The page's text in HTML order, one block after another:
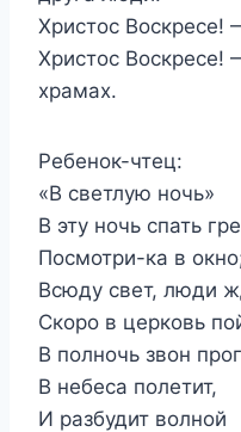
Христос Воскресе!
Христос Воскресе!
храмах.
Ребенок-чтец:
«В светлую ночь»
В эту ночь спать
Посмотри-ка в
Всюду свет, люди
Скоро в церковь
В полночь звон
В небеса полетит,
И разбудит волной